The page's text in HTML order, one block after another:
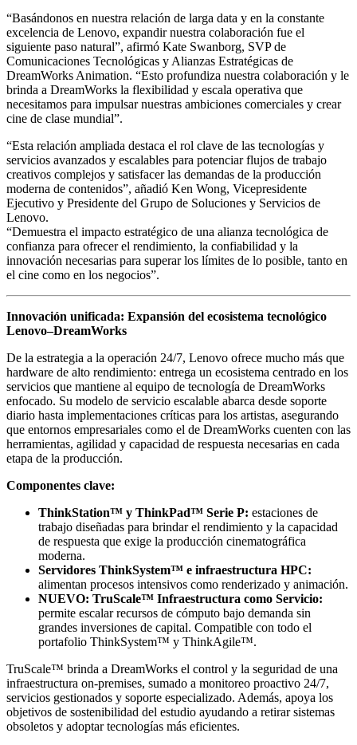
“Basándonos en nuestra relación de larga data y en la constante
excelencia de Lenovo, expandir nuestra colaboración fue el
siguiente paso natural”, afirmó Kate Swanborg, SVP de
Comunicaciones Tecnológicas y Alianzas Estratégicas de
DreamWorks Animation. “Esto profundiza nuestra colaboración y le
brinda a DreamWorks la flexibilidad y escala operativa que
necesitamos para impulsar nuestras ambiciones comerciales y crear
cine de clase mundial”.
“Esta relación ampliada destaca el rol clave de las tecnologías y
servicios avanzados y escalables para potenciar flujos de trabajo
creativos complejos y satisfacer las demandas de la producción
moderna de contenidos”, añadió Ken Wong, Vicepresidente
Ejecutivo y Presidente del Grupo de Soluciones y Servicios de
Lenovo.
“Demuestra el impacto estratégico de una alianza tecnológica de
confianza para ofrecer el rendimiento, la confiabilidad y la
innovación necesarias para superar los límites de lo posible, tanto en
el cine como en los negocios”.
Innovación unificada: Expansión del ecosistema tecnológico
Lenovo–DreamWorks
De la estrategia a la operación 24/7, Lenovo ofrece mucho más que
hardware de alto rendimiento: entrega un ecosistema centrado en los
servicios que mantiene al equipo de tecnología de DreamWorks
enfocado. Su modelo de servicio escalable abarca desde soporte
diario hasta implementaciones críticas para los artistas, asegurando
que entornos empresariales como el de DreamWorks cuenten con las
herramientas, agilidad y capacidad de respuesta necesarias en cada
etapa de la producción.
Componentes clave:
ThinkStation™ y ThinkPad™ Serie P: estaciones de
trabajo diseñadas para brindar el rendimiento y la capacidad
de respuesta que exige la producción cinematográfica
moderna.
Servidores ThinkSystem™ e infraestructura HPC:
alimentan procesos intensivos como renderizado y animación.
NUEVO: TruScale™ Infraestructura como Servicio:
permite escalar recursos de cómputo bajo demanda sin
grandes inversiones de capital. Compatible con todo el
portafolio ThinkSystem™ y ThinkAgile™.
TruScale™ brinda a DreamWorks el control y la seguridad de una
infraestructura on-premises, sumado a monitoreo proactivo 24/7,
servicios gestionados y soporte especializado. Además, apoya los
objetivos de sostenibilidad del estudio ayudando a retirar sistemas
obsoletos y adoptar tecnologías más eficientes.